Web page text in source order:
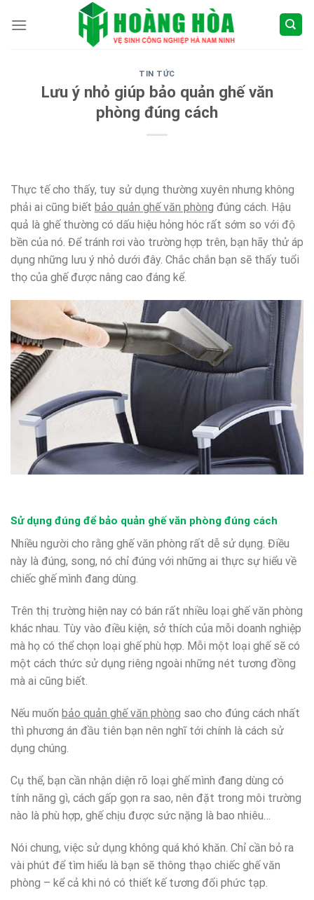
TIN TỨC
Lưu ý nhỏ giúp bảo quản ghế văn
phòng đúng cách
Thực tế cho thấy, tuy sử dụng thường xuyên nhưng không
phải ai cũng biết bảo quản ghế văn phòng đúng cách. Hậu
quả là ghế thường có dấu hiệu hỏng hóc rất sớm so với độ
bền của nó. Để tránh rơi vào trường hợp trên, bạn hãy thử áp
dụng những lưu ý nhỏ dưới đây. Chắc chắn bạn sẽ thấy tuổi
thọ của ghế được nâng cao đáng kể.
Sử dụng đúng để bảo quản ghế văn phòng đúng cách
Nhiều người cho rằng ghế văn phòng rất dễ sử dụng. Điều
này là đúng, song, nó chỉ đúng với những ai thực sự hiểu về
chiếc ghế mình đang dùng.
Trên thị trường hiện nay có bán rất nhiều loại ghế văn phòng
khác nhau. Tùy vào điều kiện, sở thích của mỗi doanh nghiệp
mà họ có thể chọn loại ghế phù hợp. Mỗi một loại ghế sẽ có
một cách thức sử dụng riêng ngoài những nét tương đồng
mà ai cũng biết.
Nếu muốn bảo quản ghế văn phòng sao cho đúng cách nhất
thì phương án đầu tiên bạn nên nghĩ tới chính là cách sử
dụng chúng.
Cụ thể, bạn cần nhận diện rõ loại ghế mình đang dùng có
tính năng gì, cách gấp gọn ra sao, nên đặt trong môi trường
nào là phù hợp, ghế chịu được sức nặng là bao nhiêu…
Nói chung, việc sử dụng không quá khó khăn. Chỉ cần bỏ ra
vài phút để tìm hiểu là bạn sẽ thông thạo chiếc ghế văn
phòng – kể cả khi nó có thiết kế tương đối phức tạp.